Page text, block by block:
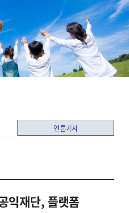
언론기사
익재단, 플랫폼